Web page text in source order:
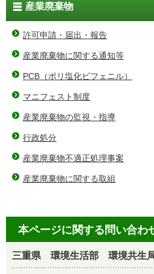
産業廃棄物
許可申請・届出・報告
産業廃棄物に関する通知等
PCB（ポリ塩化ビフェニル）
マニフェスト制度
産業廃棄物の監視・指導
行政処分
産業廃棄物不適正処理事案
産業廃棄物に関する取組
本ページに関する問い合わ
三重県 環境生活部 環境共生